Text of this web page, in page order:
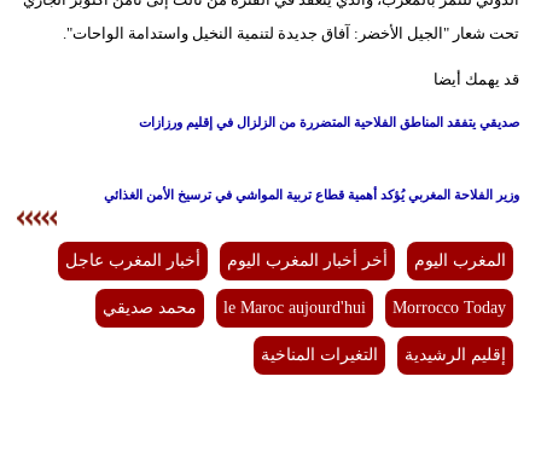
تحت شعار "الجيل الأخضر: آفاق جديدة لتنمية النخيل واستدامة الواحات".
قد يهمك أيضا
صديقي يتفقد المناطق الفلاحية المتضررة من الزلزال في إقليم ورزازات
وزير الفلاحة المغربي يُؤكد أهمية قطاع تربية المواشي في ترسيخ الأمن الغذائي
المغرب اليوم أخر أخبار المغرب اليوم أخبار المغرب عاجل
Morrocco Today
le Maroc aujourd'hui محمد صديقي
إقليم الرشيدية التغيرات المناخية